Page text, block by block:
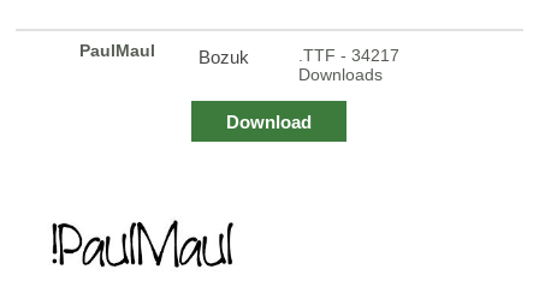
PaulMaul Bozuk
.TTF - 34217
Downloads
Download